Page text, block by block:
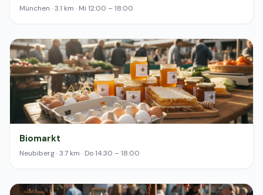
München · 3.1 km · Mi 12:00 – 18:00
Biomarkt
Neubiberg · 3.7 km · Do 14:30 – 18:00